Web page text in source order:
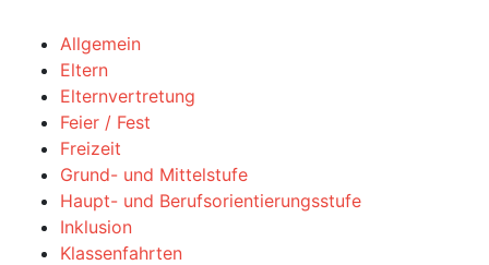
Allgemein
Eltern
Elternvertretung
Feier / Fest
Freizeit
Grund- und Mittelstufe
Haupt- und Berufsorientierungsstufe
Inklusion
Klassenfahrten